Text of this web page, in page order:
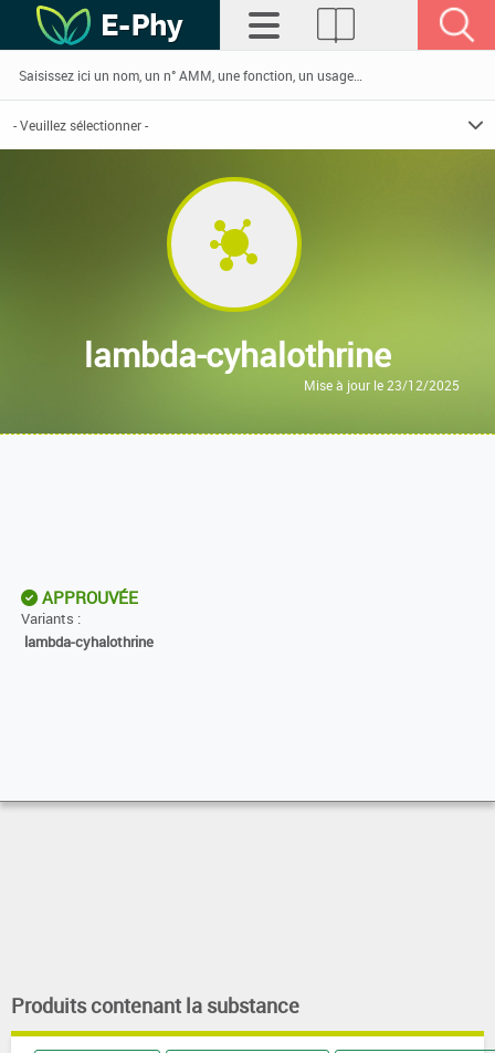
lambda-cyhalothrine
Mise à jour le 23/12/2025
APPROUVÉE
Variants :
lambda-cyhalothrine
Produits contenant la substance